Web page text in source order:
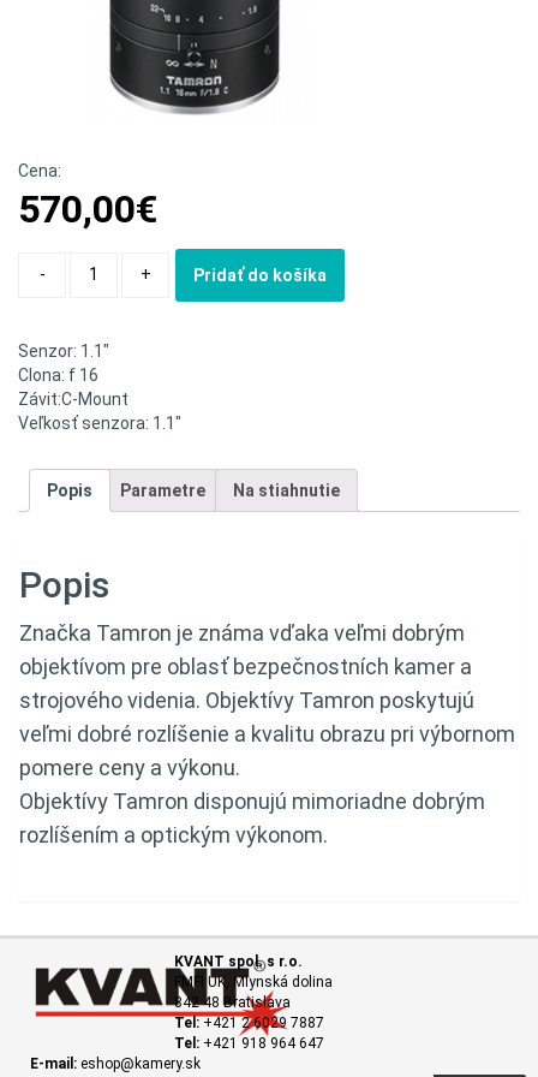
Cena:
570,00€
- + Pridať do košíka
Senzor: 1.1″
Clona: f 16
Závit:C-Mount
Veľkosť senzora: 1.1″
Popis Parametre Na stiahnutie
Popis
Značka Tamron je známa vďaka veľmi dobrým
objektívom pre oblasť bezpečnostních kamer a
strojového videnia. Objektívy Tamron poskytujú
veľmi dobré rozlíšenie a kvalitu obrazu pri výbornom
pomere ceny a výkonu.
Objektívy Tamron disponujú mimoriadne dobrým
rozlíšením a optickým výkonom.
KVANT spol. s r.o.
FMFI UK, Mlynská dolina
842 48 Bratislava
Tel:+421 2 6029 7887
Tel: +421 918 964 647
E-mail: eshop@kamery.sk